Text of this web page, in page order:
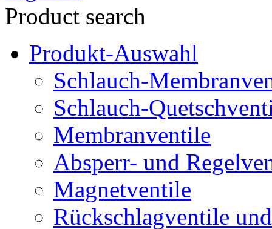
Product search
Produkt-Auswahl
Schlauch-
Schlauch-
Membranventile
Absperr- und
Magnetventile
Rückschlagventile